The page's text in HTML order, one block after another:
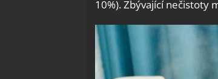
10%). Zbývající nečistoty